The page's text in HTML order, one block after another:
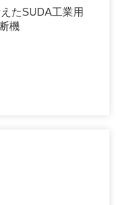
たSUDA工業用
機